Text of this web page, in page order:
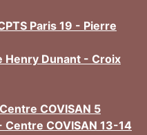
Paris 19 - Pierre
Dunant - Croix
COVISAN 5
COVISAN 13-14